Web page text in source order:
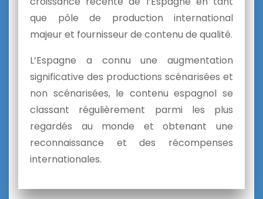
que pôle de production international
majeur et fournisseur de contenu de qualité.
L’Espagne a connu une augmentation
significative des productions scénarisées et
non scénarisées, le contenu espagnol se
classant régulièrement parmi les plus
regardés au monde et obtenant une
reconnaissance et des récompenses
internationales.